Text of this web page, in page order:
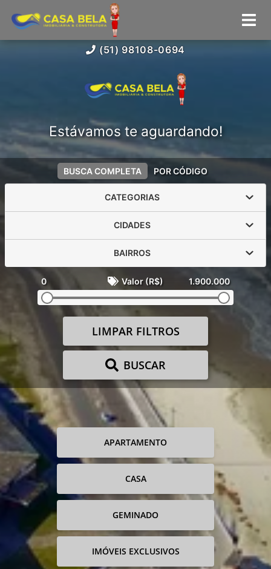
(51) 98108-0694
Estávamos te aguardando!
BUSCA COMPLETA POR CÓDIGO
CATEGORIAS
CIDADES
BAIRROS
0 Valor (R$) 1.900.000
LIMPAR FILTROS
BUSCAR
APARTAMENTO
CASA
GEMINADO
IMÓVEIS EXCLUSIVOS